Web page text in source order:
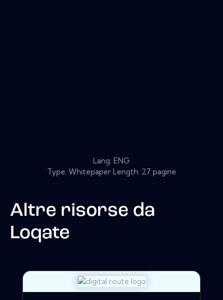
Lang: ENG
Type: Whitepaper Length: 27 pagine
Altre risorse da
Loqate